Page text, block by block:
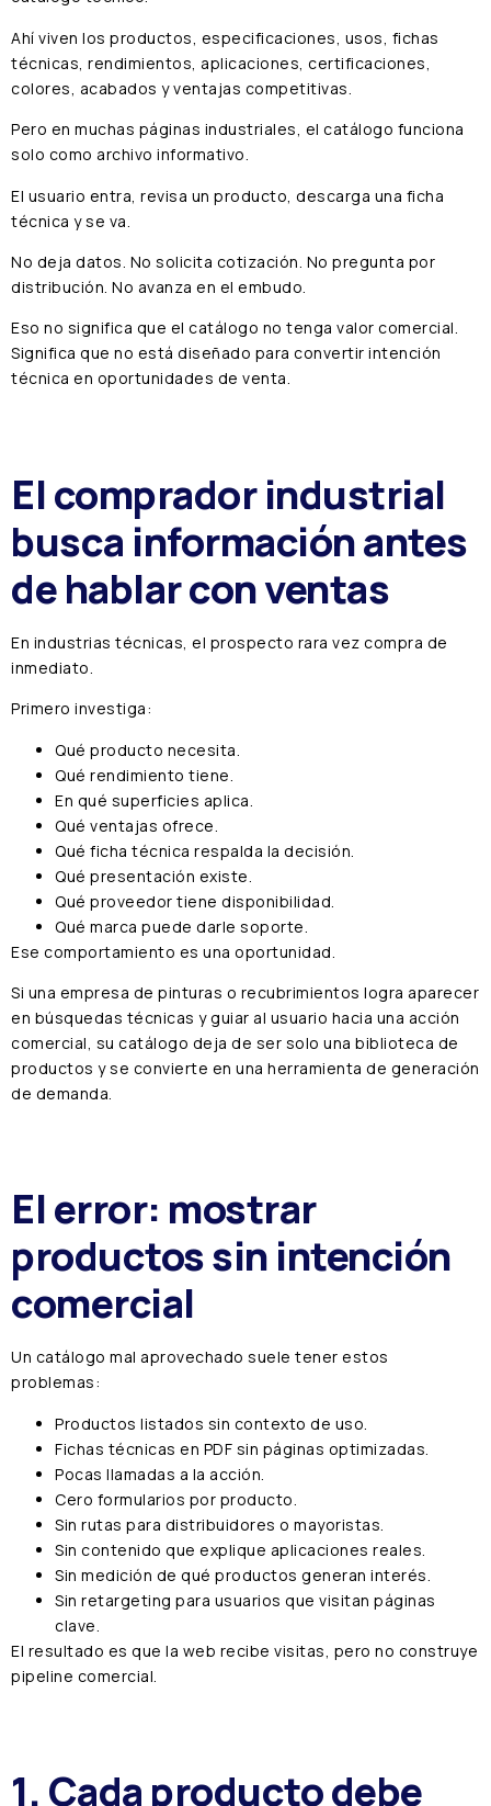
Ahí viven los productos, especificaciones, usos, fichas
técnicas, rendimientos, aplicaciones, certificaciones,
colores, acabados y ventajas competitivas.
Pero en muchas páginas industriales, el catálogo funciona
solo como archivo informativo.
El usuario entra, revisa un producto, descarga una ficha
técnica y se va.
No deja datos. No solicita cotización. No pregunta por
distribución. No avanza en el embudo.
Eso no significa que el catálogo no tenga valor comercial.
Significa que no está diseñado para convertir intención
técnica en oportunidades de venta.
El comprador industrial
busca información antes
de hablar con ventas
En industrias técnicas, el prospecto rara vez compra de
inmediato.
Primero investiga:
Qué producto necesita.
Qué rendimiento tiene.
En qué superficies aplica.
Qué ventajas ofrece.
Qué ficha técnica respalda la decisión.
Qué presentación existe.
Qué proveedor tiene disponibilidad.
Qué marca puede darle soporte.
Ese comportamiento es una oportunidad.
Si una empresa de pinturas o recubrimientos logra aparecer
en búsquedas técnicas y guiar al usuario hacia una acción
comercial, su catálogo deja de ser solo una biblioteca de
productos y se convierte en una herramienta de generación
de demanda.
El error: mostrar
productos sin intención
comercial
Un catálogo mal aprovechado suele tener estos
problemas:
Productos listados sin contexto de uso.
Fichas técnicas en PDF sin páginas optimizadas.
Pocas llamadas a la acción.
Cero formularios por producto.
Sin rutas para distribuidores o mayoristas.
Sin contenido que explique aplicaciones reales.
Sin medición de qué productos generan interés.
Sin retargeting para usuarios que visitan páginas
clave.
El resultado es que la web recibe visitas, pero no construye
pipeline comercial.
1. Cada producto debe